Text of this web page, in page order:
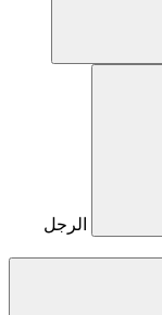
الرجل